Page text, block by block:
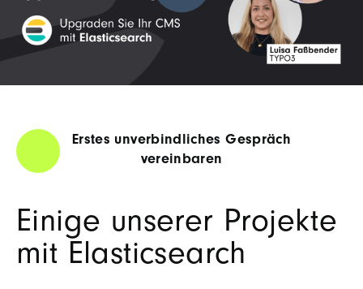
Erstes unverbindliches Gespräch
vereinbaren
Einige unserer Projekte
mit Elasticsearch